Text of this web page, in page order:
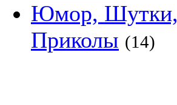
Юмор, Шутки,
Приколы (14)